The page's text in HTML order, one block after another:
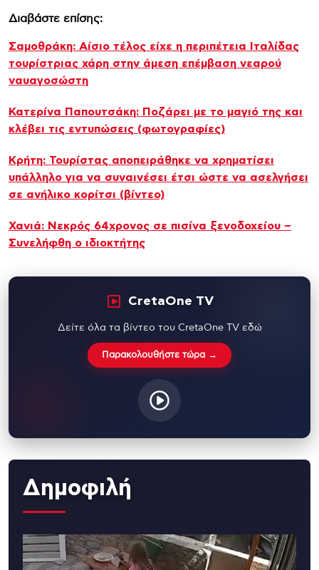
Διαβάστε επίσης:
Σαμοθράκη: Αίσιο τέλος είχε η περιπέτεια Ιταλίδας
τουρίστριας χάρη στην άμεση επέμβαση νεαρού
ναυαγοσώστη
Κατερίνα Παπουτσάκη: Ποζάρει με το μαγιό της και
κλέβει τις εντυπώσεις (φωτογραφίες)
Κρήτη: Τουρίστας αποπειράθηκε να χρηματίσει
υπάλληλο για να συναινέσει έτσι ώστε να ασελγήσει
σε ανήλικο κορίτσι (βίντεο)
Χανιά: Νεκρός 64χρονος σε πισίνα ξενοδοχείου –
Συνελήφθη ο ιδιοκτήτης
CretaOne TV
Δείτε όλα τα βίντεο του CretaOne TV εδώ
Παρακολουθήστε τώρα →
Δημοφιλή